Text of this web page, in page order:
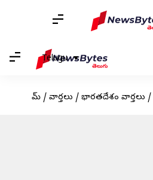
Telugu
హోమ్ / వార్తలు / భారతదేశం వార్తలు /